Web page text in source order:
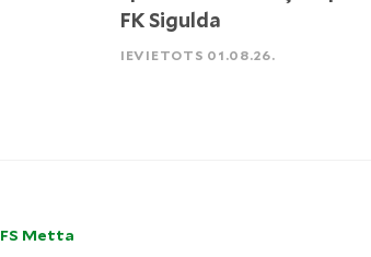
FK Sigulda
IEVIETOTS 01.08.26.
FS Metta